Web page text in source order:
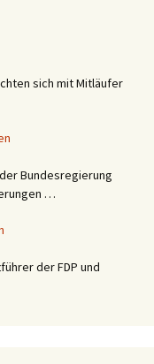
sich mit Mitläufer
Bundesregierung
…
der FDP und